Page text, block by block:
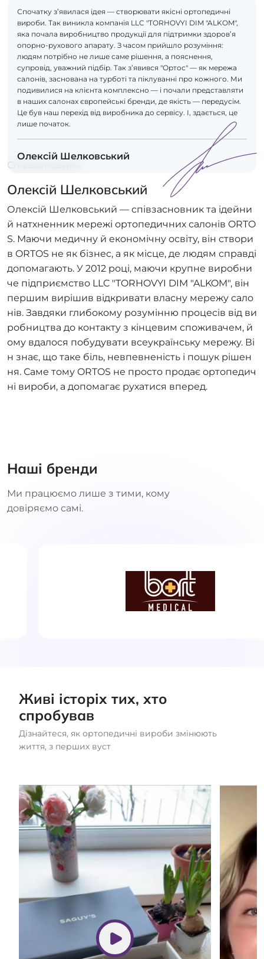
Спочатку з’явилася ідея — створювати якісні ортопедичні
вироби. Так виникла компанія LLC "TORHOVYI DIM "ALKOM",
яка почала виробництво продукції для підтримки здоров’я
опорно-рухового апарату. З часом прийшло розуміння:
людям потрібно не лише саме рішення, а пояснення,
супровід, уважний підбір. Так з’явився "Ортос" — як мережа
салонів, заснована на турботі та піклуванні про кожного. Ми
подивилися на клієнта комплексно — і почали представляти
в наших салонах європейські бренди, де якість — передусім.
Це був наш перехід від виробника до сервісу. І, здається, це
лише початок.
Олексій Шелковський
Співзасновник
Олексій Шелковський
Олексій Шелковський — співзасновник та ідейни
й натхненник мережі ортопедичних салонів ORTO
S. Маючи медичну й економічну освіту, він створи
в ORTOS не як бізнес, а як місце, де людям справді
допомагають. У 2012 році, маючи крупне виробни
че підприємство LLC "TORHOVYI DIM "ALKOM", він
першим вирішив відкривати власну мережу сало
нів. Завдяки глибокому розумінню процесів від ви
робництва до контакту з кінцевим споживачем, й
ому вдалося побудувати всеукраїнську мережу. Ві
н знає, що таке біль, невпевненість і пошук рішен
ня. Саме тому ORTOS не просто продає ортопедич
ні вироби, а допомагає рухатися вперед.
Наші бренди
Ми працюємо лише з тими, кому
довіряємо самі.
Живі історіх тих, хто
спробував
Дізнайтеся, як ортопедичні вироби змінюють
життя, з перших вуст